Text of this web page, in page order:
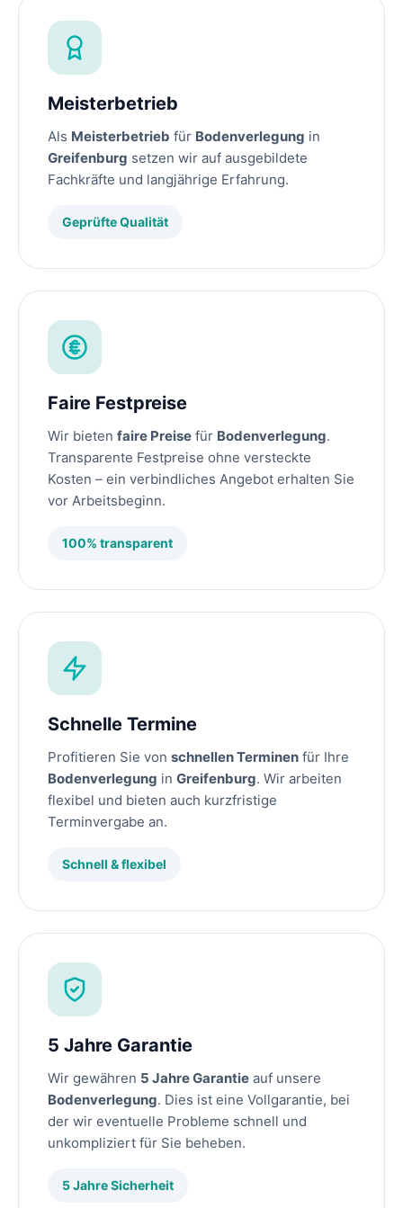
Meisterbetrieb
Als Meisterbetrieb für Bodenverlegung in
Greifenburg setzen wir auf ausgebildete
Fachkräfte und langjährige Erfahrung.
Geprüfte Qualität
Faire Festpreise
Wir bieten faire Preise für Bodenverlegung.
Transparente Festpreise ohne versteckte
Kosten – ein verbindliches Angebot erhalten Sie
vor Arbeitsbeginn.
100% transparent
Schnelle Termine
Profitieren Sie von schnellen Terminen für Ihre
Bodenverlegung in Greifenburg. Wir arbeiten
flexibel und bieten auch kurzfristige
Terminvergabe an.
Schnell & flexibel
5 Jahre Garantie
Wir gewähren 5 Jahre Garantie auf unsere
Bodenverlegung. Dies ist eine Vollgarantie, bei
der wir eventuelle Probleme schnell und
unkompliziert für Sie beheben.
5 Jahre Sicherheit